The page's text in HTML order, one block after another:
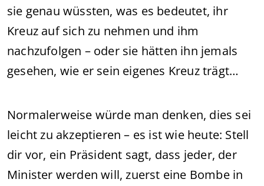
sie genau wüssten, was es bedeutet, ihr
Kreuz auf sich zu nehmen und ihm
nachzufolgen – oder sie hätten ihn jemals
gesehen, wie er sein eigenes Kreuz trägt…
Normalerweise würde man denken, dies sei
leicht zu akzeptieren – es ist wie heute: Stell
dir vor, ein Präsident sagt, dass jeder, der
Minister werden will, zuerst eine Bombe in